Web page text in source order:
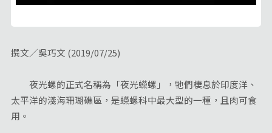
撰文／吳巧文 (2019/07/25)
夜光螺的正式名稱為「夜光蠑螺」，牠們棲息於印度洋、
太平洋的淺海珊瑚礁區，是蠑螺科中最大型的一種，且肉可食
用。